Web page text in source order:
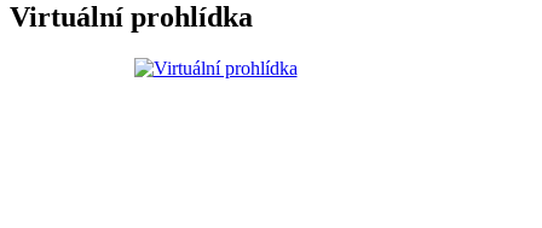
Virtuální prohlídka